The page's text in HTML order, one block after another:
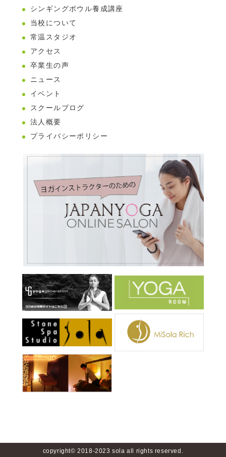
シンギングボウル養成講座
当校について
常温スタジオ
アクセス
卒業生の声
ニュース
イベント
スクールブログ
法人概要
プライバシーポリシー
copyright© 2018-2023 sola all rights reserved.